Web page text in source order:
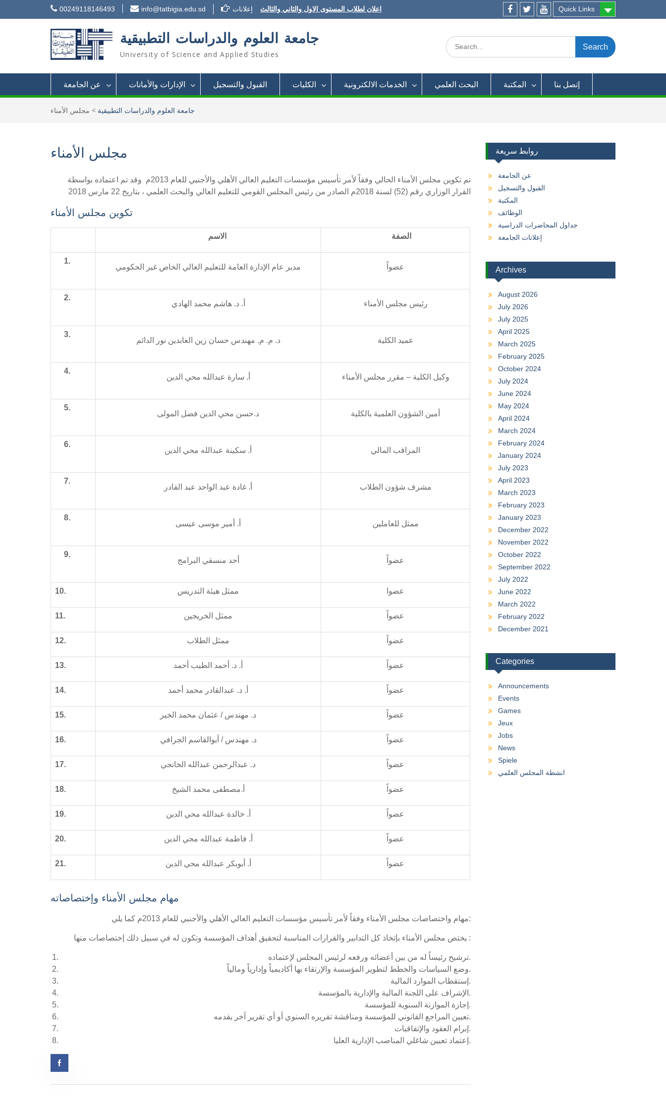
00249118146493 info@tatbigia.edu.sd إعلانات
اعلان لطلاب المستوى الاول والثاني والثالث
إعلان تسديد الرسوم الدراسية
Quick Links
Facebook
twitteryoutube
جامعة العلوم والدراسات التطبيقية
University of Science and Applied Studies
Search
for:
عن الجامعة الإدارات والأمانات القبول والتسجيل الكليات الخدمات الالكترونية البحث العلمي المكتبة إتصل بنا
جامعة العلوم والدراسات التطبيقية > مجلس الأمناء
مجلس الأمناء
تم تكوين مجلس الأمناء الحالي وفقاً لأمر تأسيس مؤسسات التعليم العالي الأهلي والأجنبي للعام 2013م وقد تم اعتماده بواسطة
القرار الوزاري رقم (52) لسنة 2018م الصادر من رئيس المجلس القومي للتعليم العالي والبحث العلمي ، بتاريخ 22 مارس 2018
تكوين مجلس الأمناء
الاسم الصفة
1.
مدير عام الإدارة العامة للتعليم العالي الخاص غير الحكومي عضواً
2.
أ. د. هاشم محمد الهادي رئيس مجلس الأمناء
3.
د. م. م. مهندس حسان زين العابدين نور الدائم عميد الكلية
4.
أ. سارة عبدالله محي الدين وكيل الكلية – مقرر مجلس الأمناء
5.
د.حسن محي الدين فضل المولى أمين الشؤون العلمية بالكلية
6.
أ. سكينة عبدالله محي الدين المراقب المالي
7.
أ. غادة عبد الواحد عبد القادر مشرف شؤون الطلاب
8.
أ. أمير موسى عيسى ممثل للعاملين
9.
أحد منسقي البرامج عضواً
10. ممثل هيئة التدريس عضوا
11. ممثل الخريجين عضواً
12. ممثل الطلاب عضواً
13. أ. د. أحمد الطيب أحمد عضواً
14. أ. د. عبدالقادر محمد أحمد عضواً
15. د. مهندس / عثمان محمد الخير عضواً
16. د. مهندس / أبوالقاسم الجرافي عضواً
17. د. عبدالرحمن عبدالله الخانجي عضواً
18. أ.مصطفى محمد الشيخ عضواً
19. أ. خالدة عبدالله محي الدين عضواً
20. أ. فاطمة عبدالله محي الدين عضواً
21. أ. أبوبكر عبدالله محي الدين عضواً
مهام مجلس الأمناء وإختصاصاته
مهام واختصاصات مجلس الأمناء وفقاً لأمر تأسيس مؤسسات التعليم العالي الأهلي والأجنبي للعام 2013م كما يلي:
يختص مجلس الأمناء بإتخاذ كل التدابير والقرارات المناسبة لتحقيق أهداف المؤسسة وتكون له في سبيل ذلك إختصاصات منها :
ترشيح رئيساً له من بين أعضائه ورفعه لرئيس المجلس لإعتماده.
وضع السياسات والخطط لتطوير المؤسسة والإرتقاء بها أكاديمياً وإدارياً ومالياً.
إستقطاب الموارد المالية.
الإشراف على اللجنة المالية والإدارية بالمؤسسة.
إجازة الموازنة السنوية للمؤسسة.
تعيين المراجع القانوني للمؤسسة ومناقشة تقريره السنوي أو أي تقرير آخر يقدمه.
إبرام العقود والإتفاقيات.
إعتماد تعيين شاغلي المناصب الإدارية العليا.
روابط سريعة
عن الجامعة
القبول والتسجيل
المكتبة
الوظائف
جداول المحاضرات الدراسية
إعلانات الجامعة
Archives
August 2026
July 2026
July 2025
April 2025
March 2025
February 2025
October 2024
July 2024
June 2024
May 2024
April 2024
March 2024
February 2024
January 2024
July 2023
April 2023
March 2023
February 2023
January 2023
December 2022
November 2022
October 2022
September 2022
July 2022
June 2022
March 2022
February 2022
December 2021
Categories
Announcements
Events
Games
Jeux
Jobs
News
Spiele
انشطة المجلس العلمي